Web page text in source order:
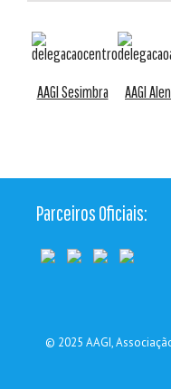
AAGI Sesimbra AAGI
Parceiros Oficiais:
© 2025 AAGI,